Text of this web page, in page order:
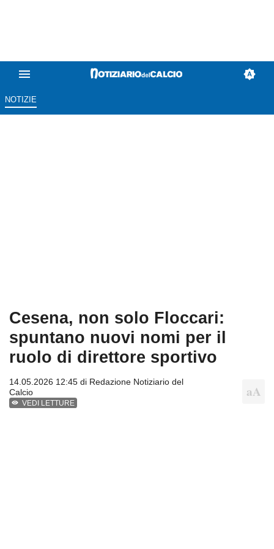
NOTIZIE
Cesena, non solo Floccari:
spuntano nuovi nomi per il
ruolo di direttore sportivo
14.05.2026 12:45 di Redazione Notiziario del
Calcio
VEDI LETTURE